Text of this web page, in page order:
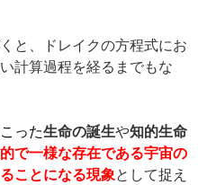
と、ドレイクの方程式にお
計算過程を経るまでもな
った生命の誕生や知的生命
で一様な存在である宇宙の
ことになる現象として捉え